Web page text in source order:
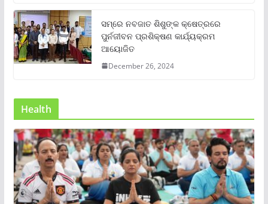
ସମ୍‌ରେ ନବଜାତ ଶିଶୁଙ୍କ କ୍ଷେତ୍ରରେ
ପୁର୍ନଜୀବନ ପ୍ରଶିକ୍ଷଣ କାର୍ଯ୍ୟକ୍ରମ
ଆୟୋଜିତ
December 26, 2024
Health